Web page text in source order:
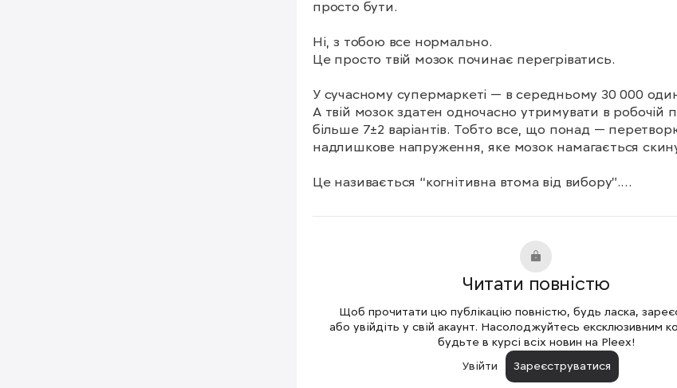
просто бути.
Ні, з тобою все нормально.
Це просто твій мозок починає перегріватись.
У сучасному супермаркеті — в середньому 30 000
А твій мозок здатен одночасно утримувати в робочій
більше 7±2 варіантів. Тобто все, що понад —
надлишкове напруження, яке мозок намагається
Це називається “когнітивна втома від вибору”.
— після магазину ти втомлений, ніби працював
— часто купуєш не те, що хотів
— або взагалі “зависаєш” і йдеш ні з чим
Супермаркет — це не просто простір. Це
деталь — упаковка, колір, музика, запах — створені,
Читати повністю
Щоб прочитати цю публікацію повністю, будь ласка,
або увійдіть у свій акаунт. Насолоджуйтесь ексклюзивним
будьте в курсі всіх новин на Pleex!
Увійти
Зареєструватися